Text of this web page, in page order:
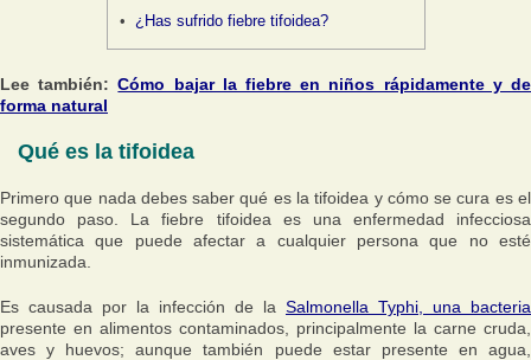
¿Has sufrido fiebre tifoidea?
Lee también:Cómo bajar la fiebre en niños rápidamente y de
forma natural
Qué es la tifoidea
Primero que nada debes saber qué es la tifoidea y cómo se cura es el
segundo paso. La fiebre tifoidea es una enfermedad infecciosa
sistemática que puede afectar a cualquier persona que no esté
inmunizada.
Es causada por la infección de la Salmonella Typhi, una bacteria
presente en alimentos contaminados, principalmente la carne cruda,
aves y huevos; aunque también puede estar presente en agua,